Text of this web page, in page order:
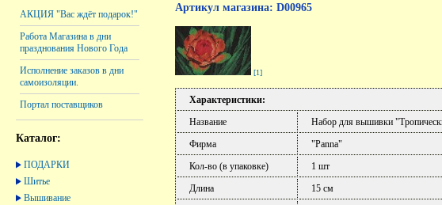
АКЦИЯ "Вас ждёт подарок!"
Работа Магазина в дни
празднования Нового Года
Исполнение заказов в дни
самоизоляции.
Портал поставщиков
Каталог:
ПОДАРКИ
Шитье
Вышивание
Артикул магазина: D00965
[1]
Характеристики:
Название
Набор для вышивки
Фирма
"Panna"
Кол-во (в упаковке)
1 шт
Длина
15 см